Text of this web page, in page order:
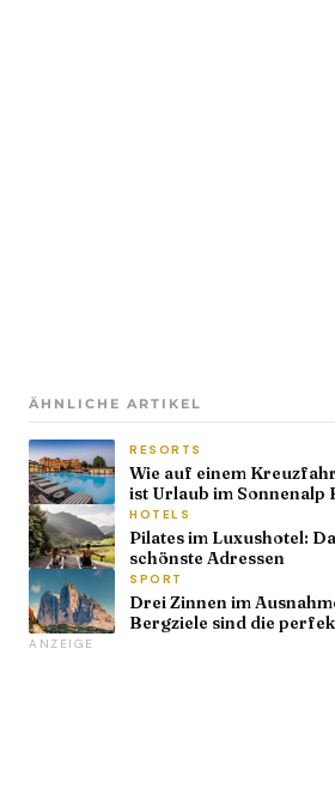
ÄHNLICHE ARTIKEL
RESORTS
Wie auf einem
ist Urlaub im Sonnenalp
HOTELS
Pilates im Luxushotel:
schönste Adressen
SPORT
Drei Zinnen im
Bergziele sind die
ANZEIGE